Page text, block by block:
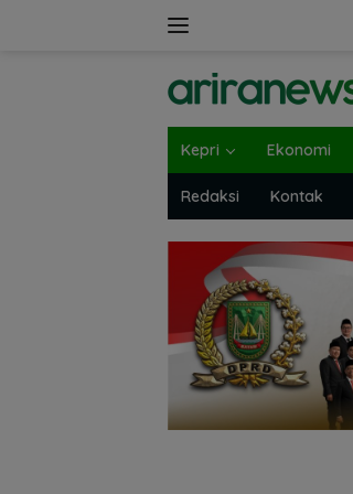
Kepri Ekonomi
Redaksi Kontak